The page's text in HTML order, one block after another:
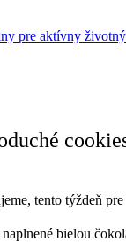
tento týždeň
bielou